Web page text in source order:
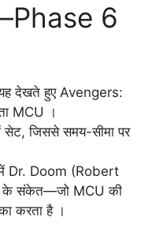
6
देखते हुए Avengers:
MCU ।
जिससे समय-सीमा पर
Dr. Doom (Robert
संकेत—जो MCU की
करता है ।